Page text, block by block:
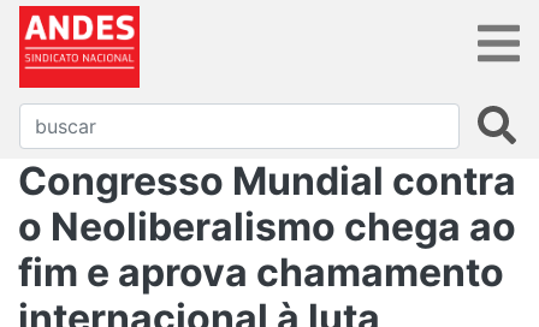
Congresso Mundial contra
o Neoliberalismo chega ao
fim e aprova chamamento